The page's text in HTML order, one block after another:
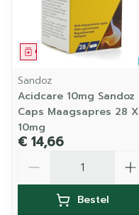
Geneesmiddel
Sandoz
Acidcare 10mg Sandoz
Caps Maagsapres 28 X
10mg
€ 14,66
Bestel